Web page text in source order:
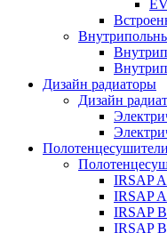
Дизайн радиаторы
Дизайн
Полотенцесушители
IRSAP
IRSAP
IRSAP
IRSAP